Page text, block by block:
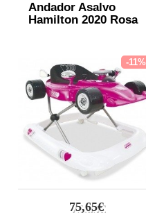
Andador Asalvo
Hamilton 2020 Rosa
-11%
75,65€